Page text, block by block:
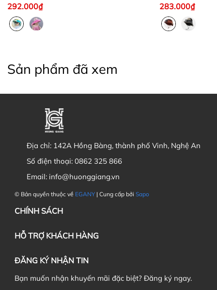
292.000₫ 283.000₫
Sản phẩm đã xem
Địa chỉ: 142A Hồng Bàng, thành phố Vinh, Nghệ An
Số điện thoại: 0862 325 866
Email: info@huonggiang.vn
© Bản quyền thuộc về EGANY | Cung cấp bởi Sapo
CHÍNH SÁCH
HỖ TRỢ KHÁCH HÀNG
ĐĂNG KÝ NHẬN TIN
Bạn muốn nhận khuyến mãi đặc biệt? Đăng ký ngay.